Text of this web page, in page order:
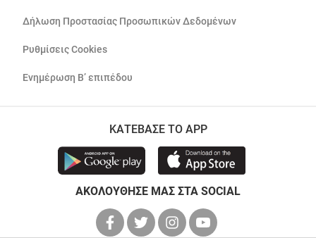
Δήλωση Προστασίας Προσωπικών Δεδομένων
Ρυθμίσεις Cookies
Ενημέρωση Β’ επιπέδου
ΚΑΤΕΒΑΣΕ ΤΟ APP
ΑΚΟΛΟΥΘΗΣΕ ΜΑΣ ΣΤΑ SOCIAL